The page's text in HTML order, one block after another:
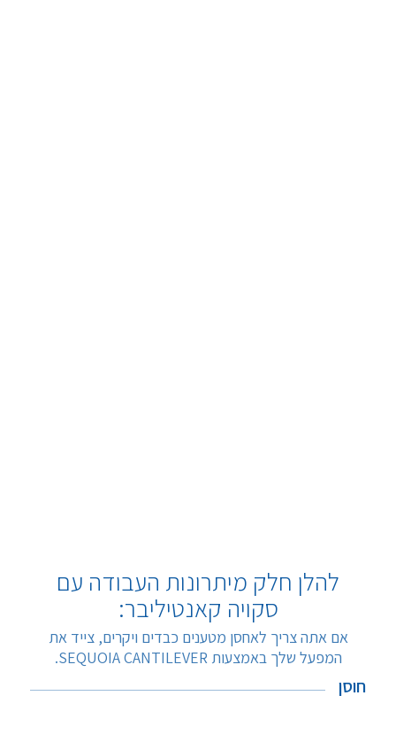
להלן חלק מיתרונות העבודה עם
סקויה קאנטיליבר:
אם אתה צריך לאחסן מטענים כבדים ויקרים, צייד את
המפעל שלך באמצעות SEQUOIA CANTILEVER.
חוסן